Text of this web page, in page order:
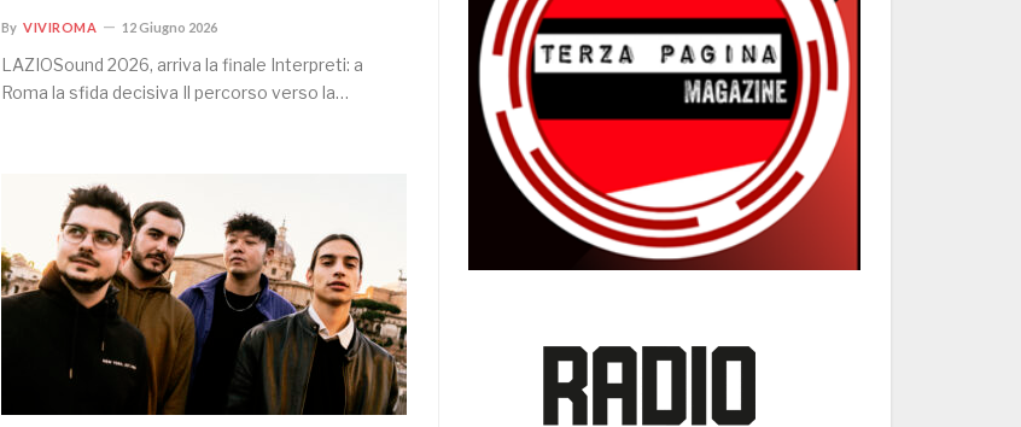
By VIVIROMA 12 Giugno 2026
LAZIOSound 2026, arriva la finale Interpreti: a
Roma la sfida decisiva Il percorso verso la…